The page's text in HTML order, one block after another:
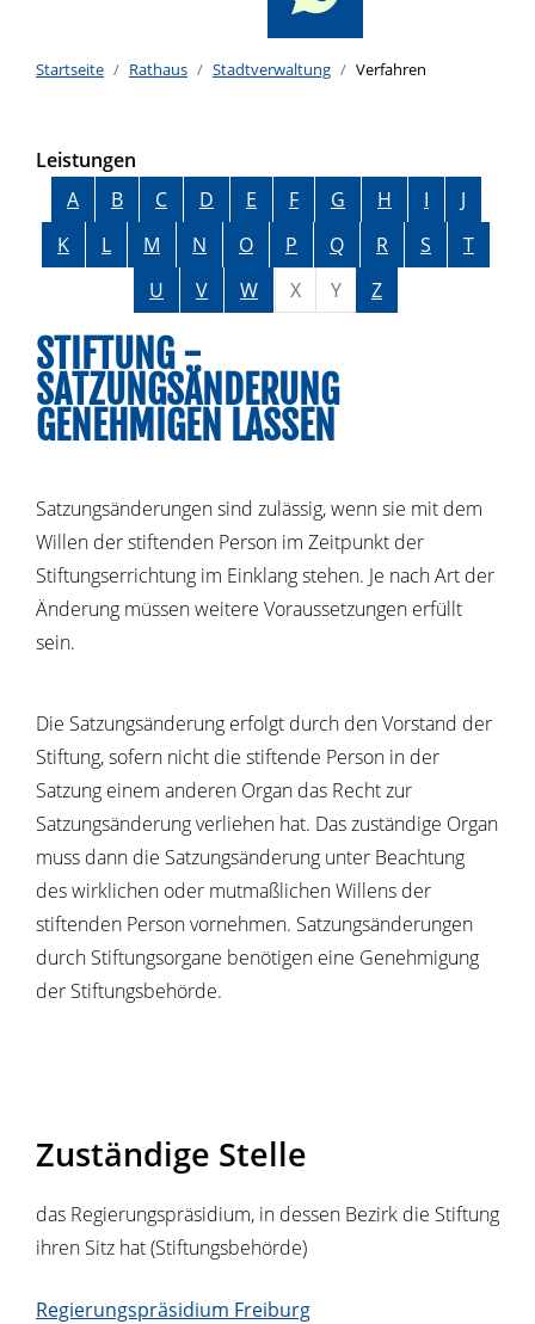
Startseite Rathaus Stadtverwaltung Verfahren
Leistungen
Alphabetisches Register überspringen
A B C D E F G H I
J
K
L M N O P Q R S
T
U
V W X Y Z
STIFTUNG -
SATZUNGSÄNDERUNG
GENEHMIGEN LASSEN
Satzungsänderungen sind zulässig, wenn sie mit dem
Willen der stiftenden Person im Zeitpunkt der
Stiftungserrichtung im Einklang stehen. Je nach Art der
Änderung müssen weitere Voraussetzungen erfüllt
sein.
Die Satzungsänderung erfolgt durch den Vorstand der
Stiftung, sofern nicht die stiftende Person in der
Satzung einem anderen Organ das Recht zur
Satzungsänderung verliehen hat. Das zuständige Organ
muss dann die Satzungsänderung unter Beachtung
des wirklichen oder mutmaßlichen Willens der
stiftenden Person vornehmen. Satzungsänderungen
durch Stiftungsorgane benötigen eine Genehmigung
der Stiftungsbehörde.
Zuständige Stelle
das Regierungspräsidium, in dessen Bezirk die Stiftung
ihren Sitz hat (Stiftungsbehörde)
Regierungspräsidium Freiburg